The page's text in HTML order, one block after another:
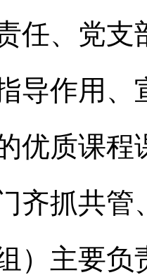
任、党支
导作用、
优质课程
齐抓共管
）主要负